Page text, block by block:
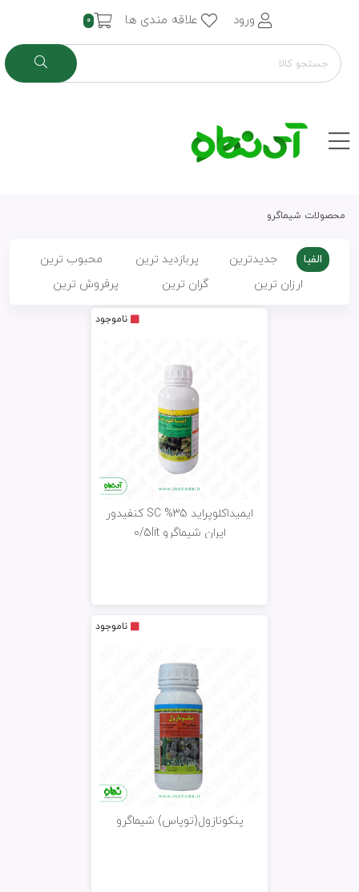
ورود علاقه مندی ها 0
محصولات شیماگرو
الفبا جدیدترین پربازدید ترین
محبوب ترین
ارزان ترین
گران ترین پرفروش ترین
ناموجود
ایمیداکلوپراید 35% SC کنفیدور
ایران شیماگرو 0/5lit
ناموجود
پنکونازول(توپاس) شیماگرو